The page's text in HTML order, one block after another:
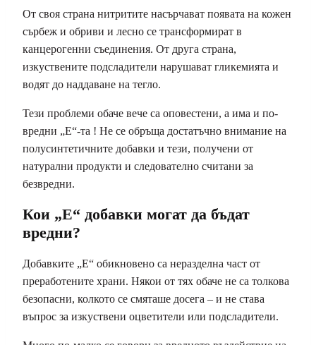
От своя страна нитритите насърчават появата на кожен
сърбеж и обриви и лесно се трансформират в
канцерогенни съединения. От друга страна,
изкуствените подсладители нарушават гликемията и
водят до наддаване на тегло.
Тези проблеми обаче вече са оповестени, а има и по-
вредни „Е“-та ! Не се обръща достатъчно внимание на
полусинтетичните добавки и тези, получени от
натурални продукти и следователно считани за
безвредни.
Кои „Е“ добавки могат да бъдат
вредни?
Добавките „E“ обикновено са неразделна част от
преработените храни. Някои от тях обаче не са толкова
безопасни, колкото се смяташе досега – и не става
въпрос за изкуствени оцветители или подсладители.